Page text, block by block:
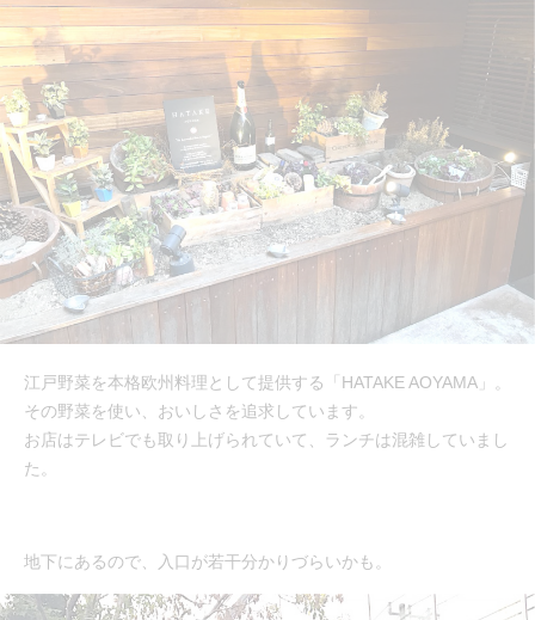
江戸野菜を本格欧州料理として提供する「HATAKE AOYAMA」。
その野菜を使い、おいしさを追求しています。
お店はテレビでも取り上げられていて、ランチは混雑していまし
た。
地下にあるので、入口が若干分かりづらいかも。